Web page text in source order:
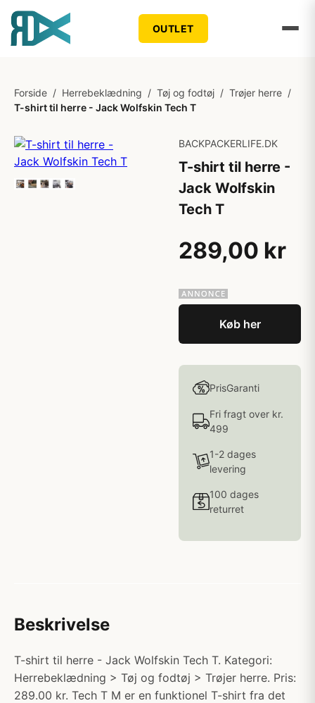
OUTLET
Forside / Herrebeklædning / Tøj og fodtøj / Trøjer herre /
T-shirt til herre - Jack Wolfskin Tech T
BACKPACKERLIFE.DK
T-shirt til herre -
Jack Wolfskin
Tech T
289,00 kr
Køb her
PrisGaranti
Fri fragt over kr.
499
1-2 dages
levering
100 dages
returret
Beskrivelse
T-shirt til herre - Jack Wolfskin Tech T. Kategori:
Herrebeklædning > Tøj og fodtøj > Trøjer herre. Pris:
289.00 kr. Tech T M er en funktionel T-shirt fra det